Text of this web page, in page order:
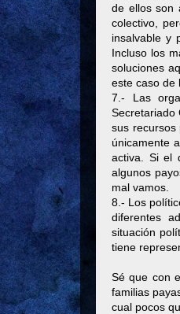
de ellos son
colectivo,
insalvable y
Incluso los
soluciones
este caso de
7.- Las
Secretariado
sus recursos
únicamente
activa. Si el
algunos
mal vamos.
8.- Los
diferentes
situación
tiene
Sé que con
familias
cual pocos